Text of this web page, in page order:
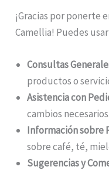
¡Gracias por ponerte
Camellia! Puedes
Consultas
productos o
Asistencia con
cambios necesarios.
Información sobre
sobre café, té,
Sugerencias y